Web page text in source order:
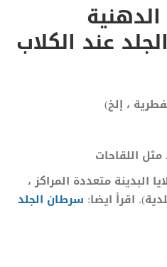
عند الكلاب
، إلخ)
اللقاحات
البدينة متعددة المراكز ،
اقرأ ايضا: سرطان الجلد